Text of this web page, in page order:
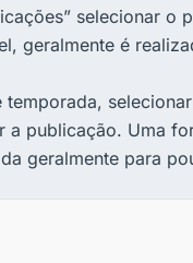
selecionar o
geralmente é
publicação. Uma
geralmente para